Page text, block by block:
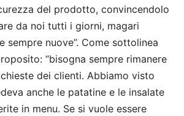
del prodotto, convincendolo
da noi tutti i giorni, magari
sempre nuove”. Come sottolinea
“bisogna sempre rimanere
dei clienti. Abbiamo visto
anche le patatine e le insalate
in menu. Se si vuole essere